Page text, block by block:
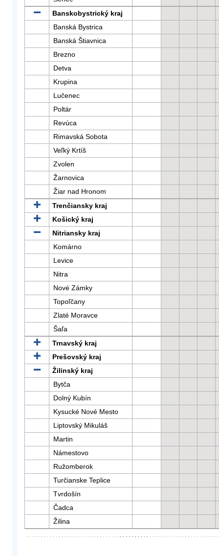
Banskobystrický kraj
Banská Bystrica
Banská Štiavnica
Brezno
Detva
Krupina
Lučenec
Poltár
Revúca
Rimavská Sobota
Veľký Krtíš
Zvolen
Žarnovica
Žiar nad Hronom
Trenčiansky kraj
Košický kraj
Nitriansky kraj
Komárno
Levice
Nitra
Nové Zámky
Topoľčany
Zlaté Moravce
Šaľa
Trnavský kraj
Prešovský kraj
Žilinský kraj
Bytča
Dolný Kubín
Kysucké Nové Mesto
Liptovský Mikuláš
Martin
Námestovo
Ružomberok
Turčianske Teplice
Tvrdošín
Čadca
Žilina